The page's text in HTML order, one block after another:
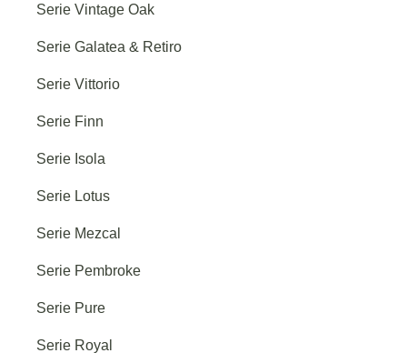
Serie Vintage Oak
Serie Galatea & Retiro
Serie Vittorio
Serie Finn
Serie Isola
Serie Lotus
Serie Mezcal
Serie Pembroke
Serie Pure
Serie Royal